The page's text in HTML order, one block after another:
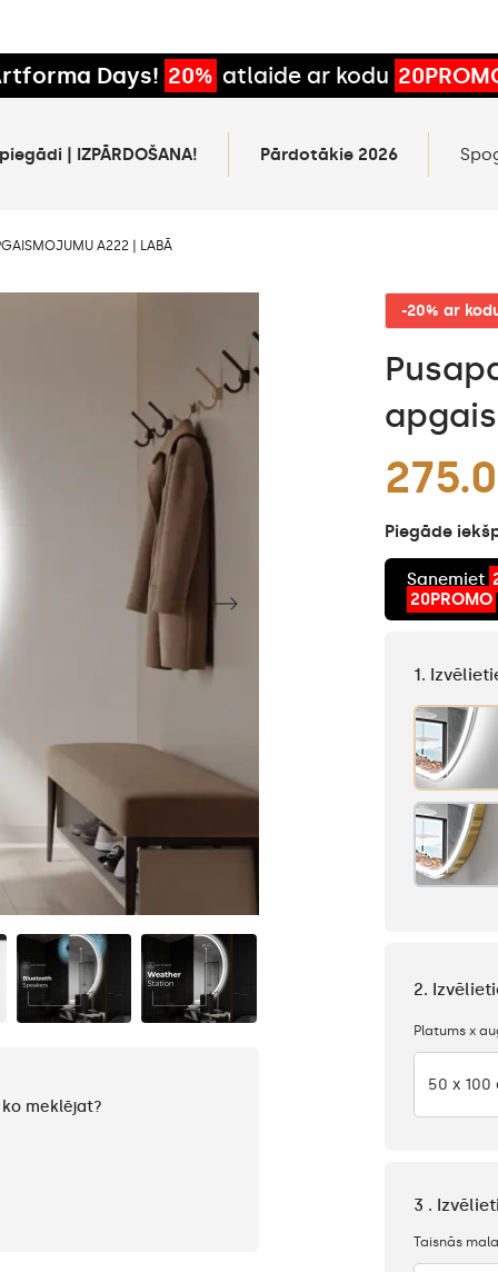
Days! 20% atlaide ar kodu
| IZPĀRDOŠANA! Pārdotākie 2026
A222 | LABĀ
meklējat?
-20% ar
Piegāde
Saņemiet
20PROMO
1.
2.
Platums x
50 x 100
3 .
Taisnās